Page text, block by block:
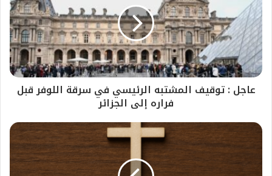
عاجل : توقيف المشتبه الرئيسي في سرقة اللوفر قبل
فراره إلى الجزائر